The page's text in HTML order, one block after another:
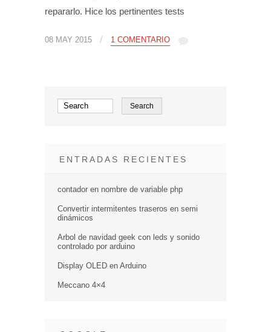
repararlo. Hice los pertinentes tests
08 MAY 2015 / 1 COMENTARIO
ENTRADAS RECIENTES
contador en nombre de variable php
Convertir intermitentes traseros en semi
dinámicos
Arbol de navidad geek con leds y sonido
controlado por arduino
Display OLED en Arduino
Meccano 4×4